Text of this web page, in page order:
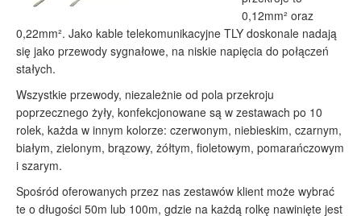
0,12mm² oraz
0,22mm². Jako kable telekomunikacyjne TLY doskonale nadają
się jako przewody sygnałowe, na niskie napięcia do połączeń
stałych.
Wszystkie przewody, niezależnie od pola przekroju
poprzecznego żyły, konfekcjonowane są w zestawach po 10
rolek, każda w innym kolorze: czerwonym, niebieskim, czarnym,
białym, zielonym, brązowy, żółtym, fioletowym, pomarańczowym
i szarym.
Spośród oferowanych przez nas zestawów klient może wybrać
te o długości 50m lub 100m, gdzie na każdą rolkę nawinięte jest